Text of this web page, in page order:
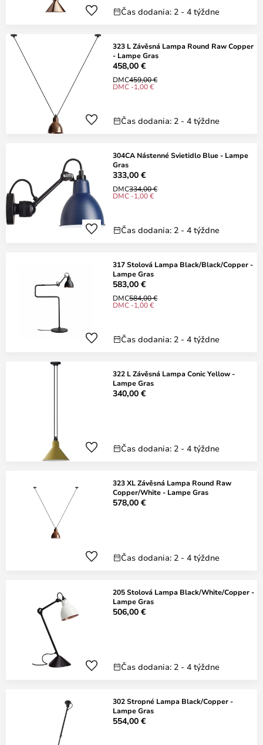
Čas dodania: 2 - 4 týždne
323 L Závěsná Lampa Round Raw Copper
- Lampe Gras
458,00 €
DMC459,00 €
DMC -1,00 €
Čas dodania: 2 - 4 týždne
304CA Nástenné Svietidlo Blue - Lampe
Gras
333,00 €
DMC334,00 €
DMC -1,00 €
Čas dodania: 2 - 4 týždne
317 Stolová Lampa Black/Black/Copper -
Lampe Gras
583,00 €
DMC584,00 €
DMC -1,00 €
Čas dodania: 2 - 4 týždne
322 L Závěsná Lampa Conic Yellow -
Lampe Gras
340,00 €
Čas dodania: 2 - 4 týždne
323 XL Závěsná Lampa Round Raw
Copper/White - Lampe Gras
578,00 €
Čas dodania: 2 - 4 týždne
205 Stolová Lampa Black/White/Copper -
Lampe Gras
506,00 €
Čas dodania: 2 - 4 týždne
302 Stropné Lampa Black/Copper -
Lampe Gras
554,00 €